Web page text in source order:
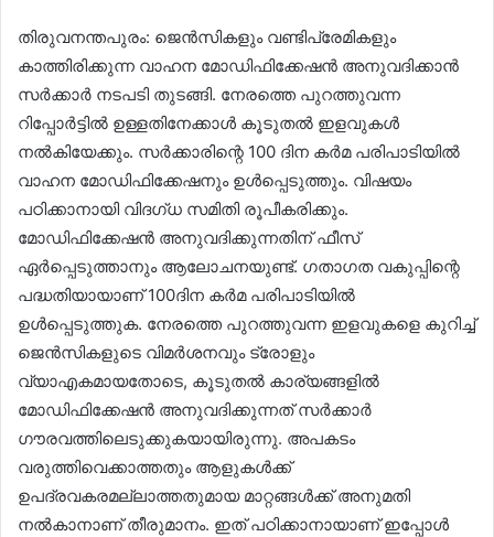
തിരുവനന്തപുരം: ജെൻസികളും വണ്ടിപ്രേമികളും
കാത്തിരിക്കുന്ന വാഹന മോഡിഫിക്കേഷൻ അനുവദിക്കാൻ
സർക്കാർ നടപടി തുടങ്ങി. നേരത്തെ പുറത്തുവന്ന
റിപ്പോർട്ടിൽ ഉള്ളതിനേക്കാൾ കൂടുതൽ ഇളവുകൾ
നൽകിയേക്കും. സർക്കാരിന്റെ 100 ദിന കർമ പരിപാടിയിൽ
വാഹന മോഡിഫിക്കേഷനും ഉൾപ്പെടുത്തും. വിഷയം
പഠിക്കാനായി വിദഗ്ധ സമിതി രൂപീകരിക്കും.
മോഡിഫിക്കേഷൻ അനുവദിക്കുന്നതിന് ഫീസ്
ഏർപ്പെടുത്താനും ആലോചനയുണ്ട്. ഗതാഗത വകുപ്പിന്റെ
പദ്ധതിയായാണ് 100ദിന കർമ പരിപാടിയിൽ
ഉൾപ്പെടുത്തുക. നേരത്തെ പുറത്തുവന്ന ഇളവുകളെ കുറിച്ച്
ജെൻസികളുടെ വിമർശനവും ട്രോളും
വ്യാഎകമായതോടെ, കൂടുതൽ കാര്യങ്ങളിൽ
മോഡിഫിക്കേഷൻ അനുവദിക്കുന്നത് സർക്കാർ
ഗൗരവത്തിലെടുക്കുകയായിരുന്നു. അപകടം
വരുത്തിവെക്കാത്തതും ആളുകൾക്ക്
ഉപദ്രവകരമല്ലാത്തതുമായ മാറ്റങ്ങൾക്ക് അനുമതി
നൽകാനാണ് തീരുമാനം. ഇത് പഠിക്കാനായാണ് ഇപ്പോൾ